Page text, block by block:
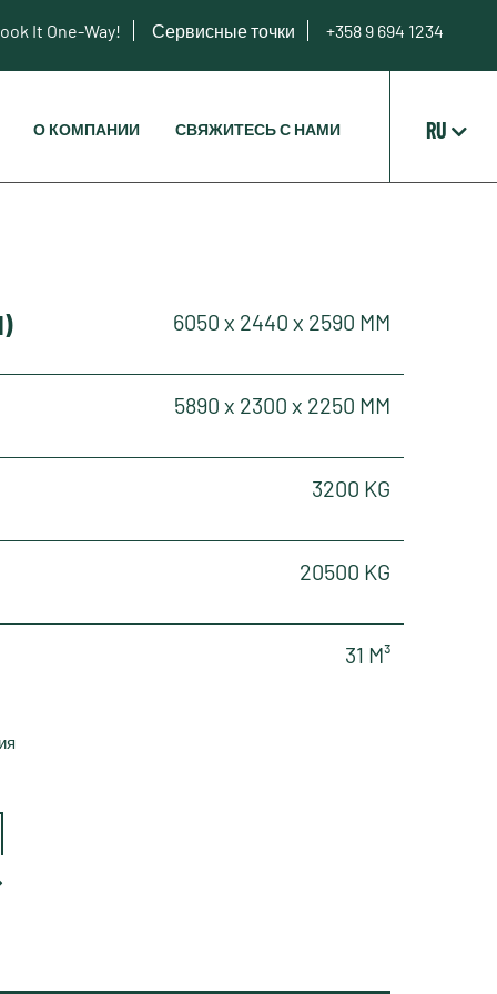
It One-Way! Сервисные точки +358 9 694 1234
О КОМПАНИИ СВЯЖИТЕСЬ С НАМИ RU
6050 x 2440 x 2590 MM
5890 x 2300 x 2250 MM
3200 KG
20500 KG
31 M³